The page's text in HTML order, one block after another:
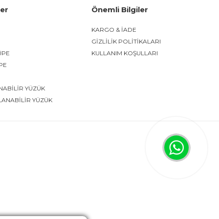
YÜZÜK
YÜZÜK
Önemli Bilgiler
KARGO & İADE
GİZLİLİK POLİTİKALARI
KULLANIM KOŞULLARI